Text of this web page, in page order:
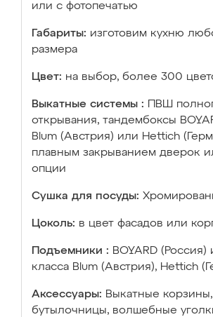
или с фотопечатью
Габариты: изготовим кухню
размера
Цвет: на выбор, более 300
Выкатные системы :
ПВШ
открывания, тандембоксы
Blum (Австрия) или Hettich
плавным закрыванием дверок
опции
Сушка для посуды:
Цоколь: в цвет фасадов или
Подъемники : BOYARD
класса Blum (Австрия), Hettich
Аксессуары: Выкатные корзины,
бутылочницы, волшебные